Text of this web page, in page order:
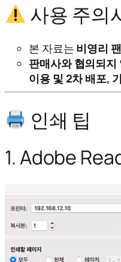
사용 주의
본 자료는 비영리
판매사와 협의되
이용 및 2차 배포,
인쇄 팁
1. Adobe